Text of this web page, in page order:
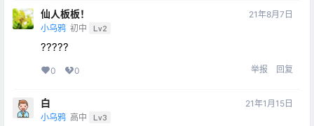
仙人板板！
小乌鸦 初中 Lv2
21年8月7日
?????
0 0 举报 回复
白
小乌鸦 高中 Lv3
21年1月15日